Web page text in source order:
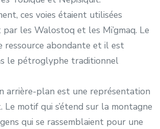
ces voies étaient utilisées
les Walostoq et les Mi’gmaq. Le
ressource abondante et il est
le pétroglyphe traditionnel
arrière-plan est une représentation
Le motif qui s’étend sur la montagne
qui se rassemblaient pour une